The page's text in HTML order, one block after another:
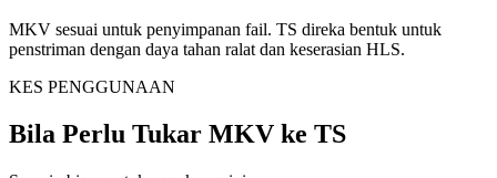
MKV sesuai untuk penyimpanan fail. TS direka bentuk untuk
penstriman dengan daya tahan ralat dan keserasian HLS.
KES PENGGUNAAN
Bila Perlu Tukar MKV ke TS